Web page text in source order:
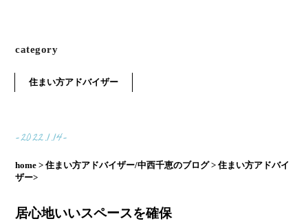
category
住まい方アドバイザー
-2022.1.14-
home > 住まい方アドバイザー/中西千恵のブログ > 住まい方アドバイ
ザー>
居心地いいスペースを確保